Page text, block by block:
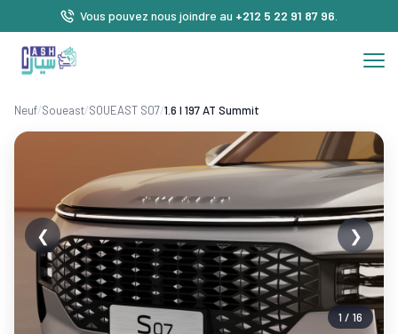
Vous pouvez nous joindre au +212 5 22 91 87 96
Neuf/Soueast/SOUEAST S07/1.6 l 197 AT Summit
1 / 16
❮ ❯